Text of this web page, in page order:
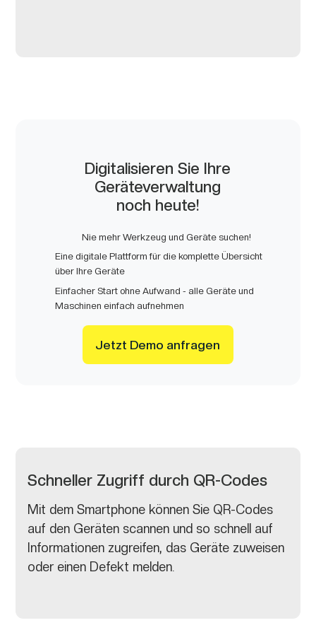
Digitalisieren Sie Ihre
Geräteverwaltung
noch heute!
Nie mehr Werkzeug und Geräte suchen!
Eine digitale Plattform für die komplette Übersicht
über Ihre Geräte
Einfacher Start ohne Aufwand - alle Geräte und
Maschinen einfach aufnehmen
Jetzt Demo anfragen
Schneller Zugriff durch QR-Codes
Mit dem Smartphone können Sie QR-Codes
auf den Geräten scannen und so schnell auf
Informationen zugreifen, das Geräte zuweisen
oder einen Defekt melden.